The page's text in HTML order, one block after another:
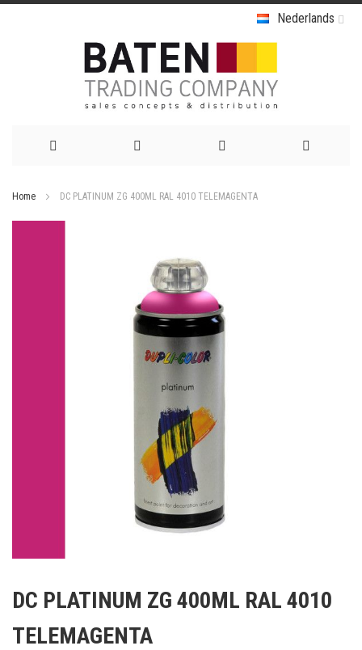
Nederlands
Home DC PLATINUM ZG 400ML RAL 4010 TELEMAGENTA
het
DC PLATINUM ZG 400ML RAL 4010
TELEMAGENTA